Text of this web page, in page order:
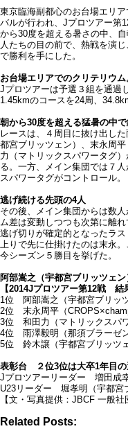
東京臨海副都心のお台場エリ
バルが行われ、Jプロツアー第
から30度を超える暑さの中、
人たちの目の前で、熱戦を演
で勝利を手にした。
お台場エリアでのクリテリウ
Jプロツアーは予選３組を通過
1.45kmのコースを24周、
朝から30度を超える猛暑の中
レースは、４周目に抜け出し
都宮ブリッツェン）、末永周
力（マトリックスパワータグ
る。一方、メイン集団では７
スパワータグがコントロール。
逃げ続ける先頭の4人
その後、メイン集団からは数
ム差は変動しつつも次第に離
逃げ切りが確定的となったラ
上りで先に仕掛けたのは末永
今シーズン５勝目を挙げた。
阿部嵩之（宇都宮ブリッツェ
【2014Jプロツアー第12戦 結
1位 阿部嵩之（宇都宮ブリッ
2位 末永周平（
3位 和田力（マトリックスパ
4位 雨澤毅明（那須ブラーゼ
5位 鈴木譲（宇都宮ブリッツ
表彰台 ２位3位は大卒1年目の
Jプロツアーリーダー 増田成
U23リーダー 堀孝明（宇都宮
【文・写真提供：JBCF 一般
Related Posts: